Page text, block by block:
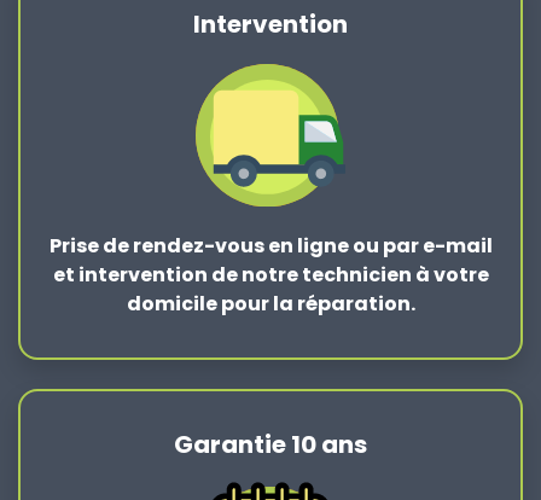
Intervention
Prise de rendez-vous en ligne ou par e-mail
et intervention de notre technicien à votre
domicile pour la réparation.
Garantie 10 ans